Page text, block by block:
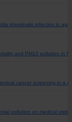
intestinalis infection in
and PM10 pollution in
cancer screening in a
pollution on medical